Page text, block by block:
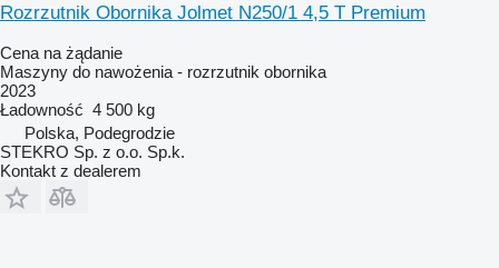
Rozrzutnik Obornika Jolmet N250/1 4,5 T Premium
Cena na żądanie
Maszyny do nawożenia - rozrzutnik obornika
2023
Ładowność 4 500 kg
Polska, Podegrodzie
STEKRO Sp. z o.o. Sp.k.
Kontakt z dealerem